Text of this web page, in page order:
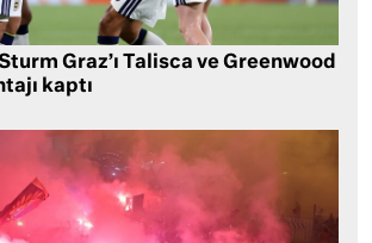
Graz’ı Talisca ve Greenwood
kaptı